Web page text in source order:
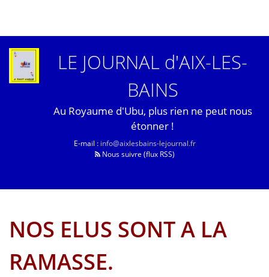
LE JOURNAL d'AIX-LES-
BAINS
Au Royaume d'Ubu, plus rien ne peut nous
étonner !
E-mail : info@aixlesbains-lejournal.fr
Nous suivre (flux RSS)
NOS ELUS SONT A LA
RAMASSE.